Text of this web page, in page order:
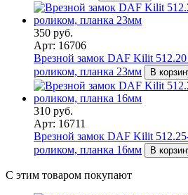
350 руб.
Арт: 16706
Врезной замок DAF Kilit 512.20
роликом, планка 23мм
В
310 руб.
Арт: 16711
Врезной замок DAF Kilit
роликом, планка 16мм
В
С этим товаром покупают